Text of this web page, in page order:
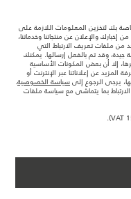
هذا الموقع قد تختلف من بلد إلى
وكيلنا المحلي للتأكد من توفّرها
لتشريعات الاتحاد الأوروبي. قد
في تلك الاختبارات كما أن هذه
في أشباه الموصلات يؤثر حاليًا
التصاميم. هذا ظرف ديناميكي
الويب حاليًا المواصفات الحالية
الألوان. يرجى استشارة وكيلك الذي
قرار مدروس
بك لتخزين المعلومات اللازمة على
إخبارك والإعلان عن منتجاتنا وخدماتنا،
من ملفات تعريف الارتباط التي
وقد تم بالفعل إرسالها. يمكنك
إلا أن بعض المكونات الأساسية
عن إعلاناتنا عبر الإنترنت أو
يرجى الرجوع إلى سياسة الخصوصية.
بما يتماشى مع سياسة ملفات